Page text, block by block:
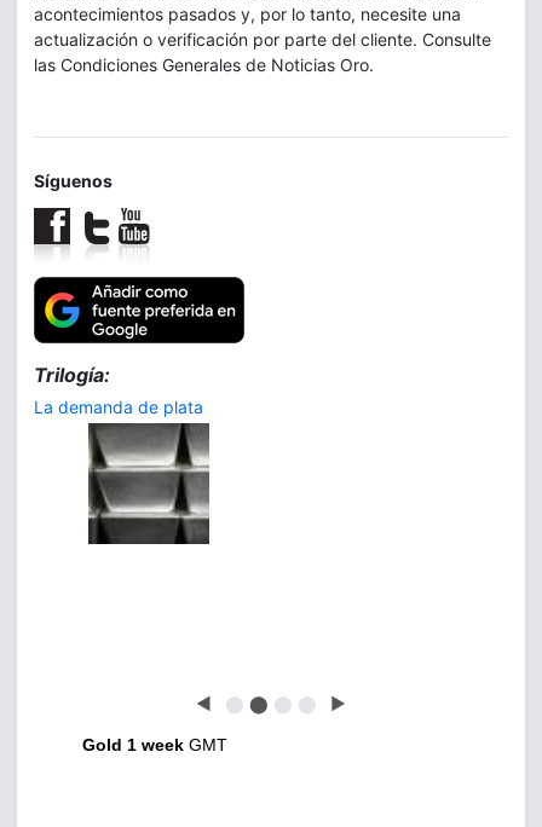
acontecimientos pasados y, por lo tanto, necesite una
actualización o verificación por parte del cliente. Consulte
las Condiciones Generales de Noticias Oro.
Síguenos
Trilogía:
La demanda de plata
◀ ⬤ ⬤ ⬤ ⬤ ▶
Gold 1 week GMT